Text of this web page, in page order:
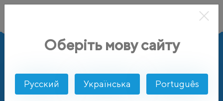
Оберіть мову сайту
Русский Українська Português